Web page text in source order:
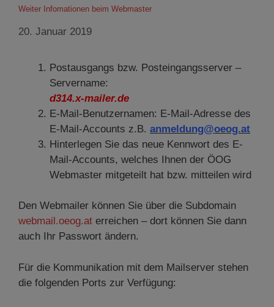
Weiter Infomationen beim Webmaster
20. Januar 2019
Postausgangs bzw. Posteingangsserver –
Servername:
d314.x-mailer.de
E-Mail-Benutzernamen: E-Mail-Adresse des
E-Mail-Accounts z.B. anmeldung@oeog.at
Hinterlegen Sie das neue Kennwort des E-
Mail-Accounts, welches Ihnen der ÖOG
Webmaster mitgeteilt hat bzw. mitteilen wird
Den Webmailer können Sie über die Subdomain
webmail.oeog.at erreichen – dort können Sie dann
auch Ihr Passwort ändern.
Für die Kommunikation mit dem Mailserver stehen
die folgenden Ports zur Verfügung: